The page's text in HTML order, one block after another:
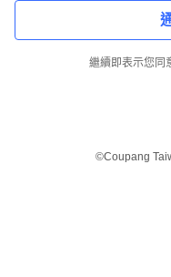
繼續即表示您同
©Coupang